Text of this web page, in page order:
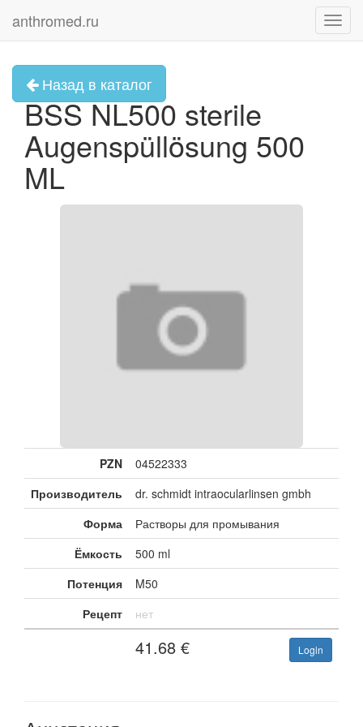
anthromed.ru
Назад в каталог
BSS NL500 sterile
Augenspüllösung 500
ML
PZN
04522333
Производитель
dr. schmidt intraocularlinsen gmbh
Форма
Растворы для промывания
Ёмкость
500 ml
Потенция
M50
Рецепт
нет
41.68 € Login